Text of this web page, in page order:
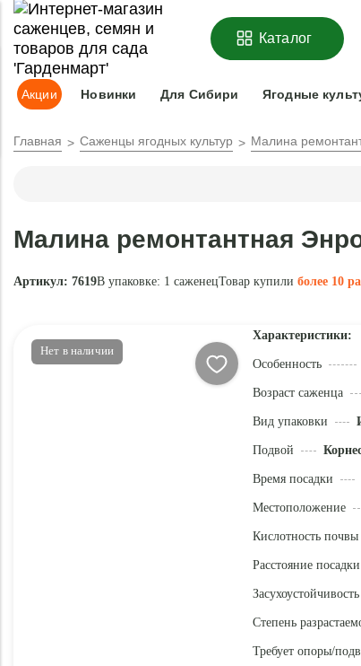
ОФОРМИТЬ
Адрес доставки:Москва Доставка и оплата Гарантии
Каталог
Акции Новинки Для Сибири Ягодные
Главная Саженцы ягодных культур Малина
Малина ремонтантная
Артикул: 7619В упаковке: 1 саженецТовар купили более 10
Нет в наличии
Характеристики:
Особенность
Возраст саженца
Вид упаковки
Подвой
Время посадки
Местоположение
Кислотность
Расстояние посадки
Засухоустойчивость
Степень
Требует опоры/